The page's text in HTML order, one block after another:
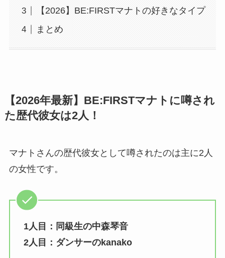
【2026】BE:FIRSTマナトの好きなタイプ
まとめ
【2026年最新】BE:FIRSTマナトに噂され
た歴代彼女は2人！
マナトさんの歴代彼女として噂されたのは主に2人
の女性です。
1人目：同級生の中森琴音
2人目：ダンサーのkanako